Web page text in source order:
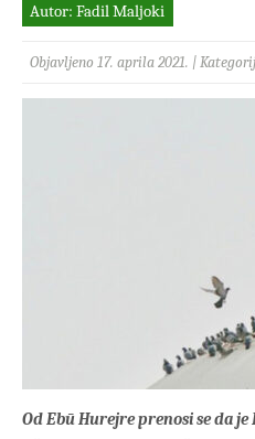
Autor: Fadil Maljoki
Objavljeno 17. aprila 2021. |
Od Ebū Hurejre prenosi se da je